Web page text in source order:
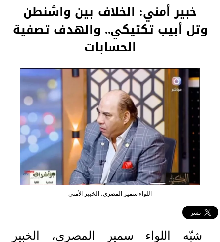
خبير أمني: الخلاف بين واشنطن
وتل أبيب تكتيكي.. والهدف تصفية
الحسابات
اللواء سمير المصري، الخبير الأمني
شبّه اللواء سمير المصري، الخبير